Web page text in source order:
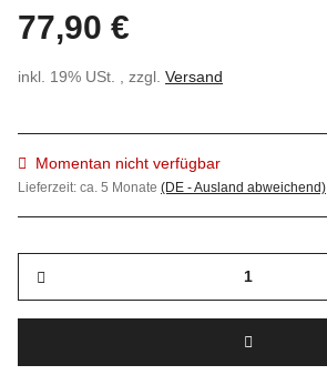
77,90 €
inkl. 19% USt. , zzgl. Versand
Momentan nicht verfügbar
Lieferzeit: ca. 5 Monate (DE - Ausland abweichend)